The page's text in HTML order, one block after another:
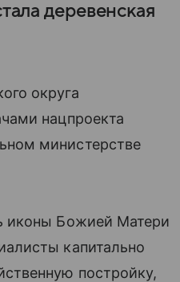
деревенская
округа
нацпроекта
министерстве
иконы Божией Матери
капитально
постройку,